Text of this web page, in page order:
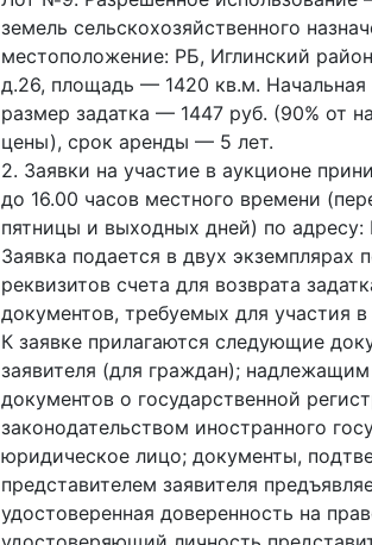
земель сельскохозяйственного
местоположение: РБ, Иглинский
д.26, площадь — 1420 кв.м.
размер задатка — 1447 руб. (90% от
цены), срок аренды — 5 лет.
2. Заявки на участие в аукционе
до 16.00 часов местного времени
пятницы и выходных дней) по
Заявка подается в двух
реквизитов счета для возврата
документов, требуемых для участия в
К заявке прилагаются следующие
заявителя (для граждан);
документов о государственной
законодательством иностранного
юридическое лицо; документы,
представителем заявителя
удостоверенная доверенность на